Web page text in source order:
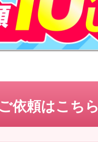
ご依頼はこちら